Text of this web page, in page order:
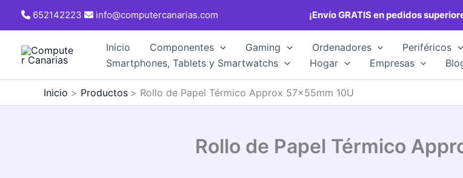
652142223 info@computercanarias.com ¡Envío GRATIS en pedidos
Inicio Componentes Gaming Ordenadores Periféricos
Smartphones, Tablets y Smartwatchs
Hogar Empresas
Inicio Productos Rollo de Papel Térmico Approx 57x55mm 10U
Rollo de Papel Térmico